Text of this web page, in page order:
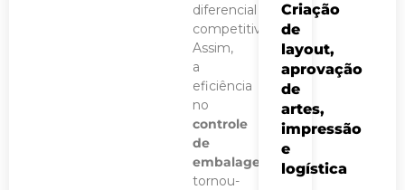
diferencial
competitivo.
Assim,
a
eficiência
no
controle
de
embalagens
tornou-
Criação
de
layout,
aprovação
de
artes,
impressão
e
logística